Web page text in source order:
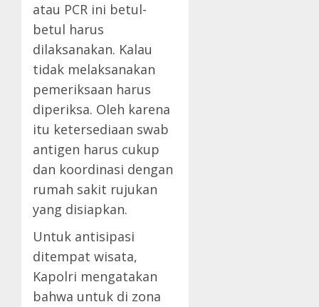
atau PCR ini betul-
betul harus
dilaksanakan. Kalau
tidak melaksanakan
pemeriksaan harus
diperiksa. Oleh karena
itu ketersediaan swab
antigen harus cukup
dan koordinasi dengan
rumah sakit rujukan
yang disiapkan.
Untuk antisipasi
ditempat wisata,
Kapolri mengatakan
bahwa untuk di zona